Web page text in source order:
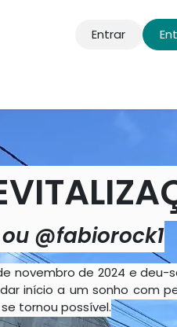
Entrar
@fabiorock1
novembro de 2024 e deu-
início a um sonho com
tornou possível.